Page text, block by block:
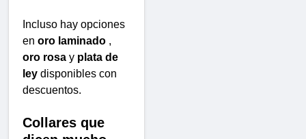
Incluso hay opciones
en oro laminado ,
oro rosa y plata de
ley disponibles con
descuentos.
Collares que